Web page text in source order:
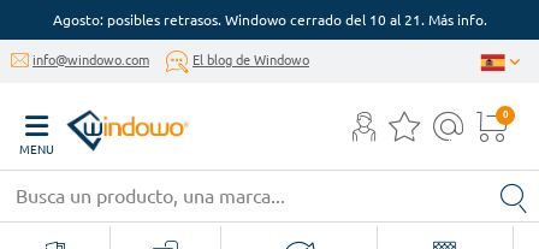
Agosto: posibles retrasos. Windowo cerrado del 10 al 21. Más info.
info@windowo.com El blog de Windowo
MENU
0